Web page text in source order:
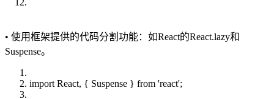
• 使用框架提供的代码分割功能：如React的React.lazy和
Suspense。
import React, { Suspense } from 'react';